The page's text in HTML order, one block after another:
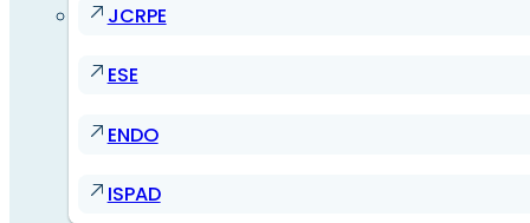
JCRPE
ESE
ENDO
ISPAD